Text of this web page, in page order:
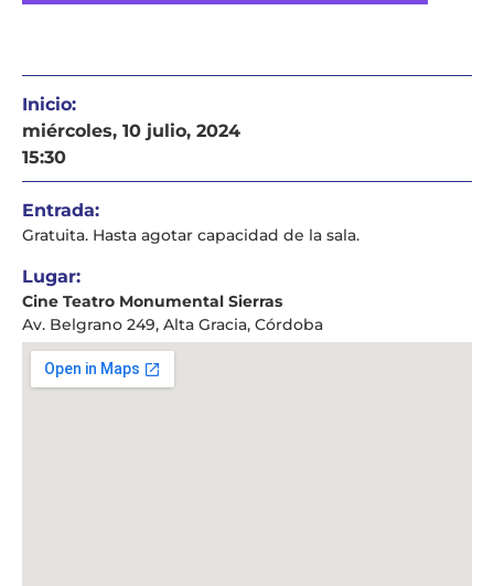
Inicio:
miércoles, 10 julio, 2024
15:30
Entrada:
Gratuita. Hasta agotar capacidad de la sala.
Lugar:
Cine Teatro Monumental Sierras
Av. Belgrano 249, Alta Gracia, Córdoba